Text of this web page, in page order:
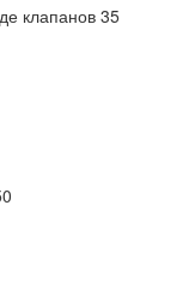
клапанов 35